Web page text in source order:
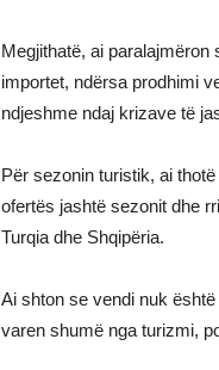
Megjithatë, ai
importet, ndërsa prodhimi
ndjeshme ndaj krizave të
Për sezonin turistik, ai
ofertës jashtë sezonit dhe
Turqia dhe Shqipëria.
Ai shton se vendi nuk
varen shumë nga turizmi,